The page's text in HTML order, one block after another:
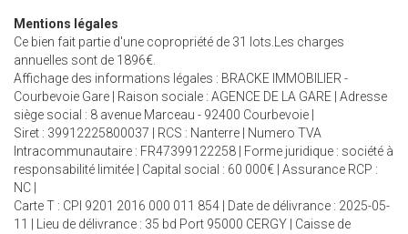
Mentions légales
Ce bien fait partie d'une copropriété de 31 lots.Les charges
annuelles sont de 1896€.
Affichage des informations légales : BRACKE IMMOBILIER -
Courbevoie Gare | Raison sociale : AGENCE DE LA GARE | Adresse
siège social : 8 avenue Marceau - 92400 Courbevoie |
Siret : 39912225800037 | RCS : Nanterre | Numero TVA
Intracommunautaire : FR47399122258 | Forme juridique : société à
responsabilité limitée | Capital social : 60 000€ | Assurance RCP :
NC |
Carte T : CPI 9201 2016 000 011 854 | Date de délivrance : 2025-05-
11 | Lieu de délivrance : 35 bd Port 95000 CERGY | Caisse de